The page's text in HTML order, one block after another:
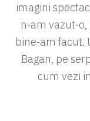
imagini
n-am vazut-
bine-am facut.
Bagan, pe
cum vezi